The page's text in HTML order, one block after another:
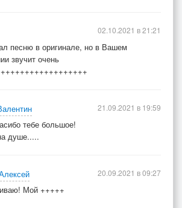
песню в оригинале, но в Вашем
звучит очень
02.10.2021 в 21:21
тебе большое!
душе.....
21.09.2021 в 19:59
Мой +++++
20.09.2021 в 09:27